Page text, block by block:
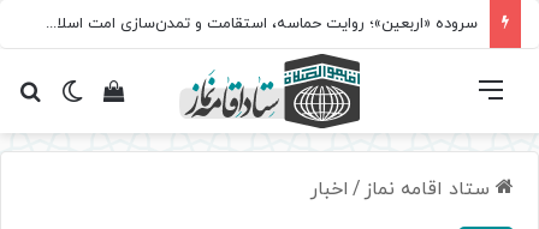
سروده‌ «اربعین»؛ روایت حماسه، استقامت و تمدن‌سازی امت اسلامی
تغییرمشاهده فهرست
ستاد اقامه نماز / اخبار